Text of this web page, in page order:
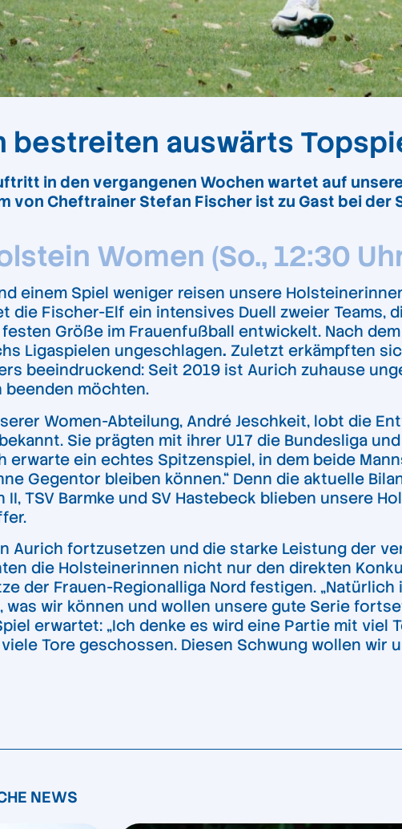
bestreiten auswärts
in den vergangenen Wochen wartet auf
von Cheftrainer Stefan Fischer ist zu Gast bei
Women (So., 12:30
einem Spiel weniger reisen unsere
die Fischer-Elf ein intensives Duell zweier Teams,
Größe im Frauenfußball entwickelt. Nach
Ligaspielen ungeschlagen. Zuletzt erkämpften
beeindruckend: Seit 2019 ist Aurich zuhause
beenden möchten.
Women-Abteilung, André Jeschkeit, lobt die
Sie prägten mit ihrer U17 die Bundesliga
erwarte ein echtes Spitzenspiel, in dem beide
Gegentor bleiben können.“ Denn die aktuelle
II, TSV Barmke und SV Hastebeck blieben unsere
Aurich fortzusetzen und die starke Leistung der
die Holsteinerinnen nicht nur den direkten
der Frauen-Regionalliga Nord festigen.
was wir können und wollen unsere gute Serie
erwartet: „Ich denke es wird eine Partie mit viel
Tore geschossen. Diesen Schwung wollen wir
NEWS